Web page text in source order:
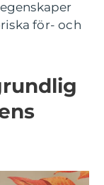
för- och